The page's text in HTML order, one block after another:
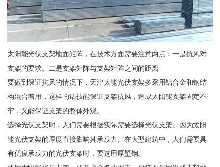
太阳能光伏支架地面矩阵，在技术方面需要注意两点：一是抗风对
支架的要求。二是支架矩阵与支架矩阵之间的距离
要做到保证抗风的情况下，天津太能光伏支架多采用铝合金和钢结
构混合着用，这样的话技能保证支架抗风，造成太阳能支架固定不
牢，又能保证支架的整体外观。
选择光伏支架时，人们需要根据实际需要选择光伏支架。因为太阳
能光伏支架的厚度直接影响其承载力。在大型建筑中，人们需要具
有优良承载力的光伏支架时，要选用厚壁钢。